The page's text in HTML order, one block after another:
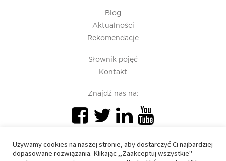
Blog
Aktualności
Rekomendacje
Słownik pojęć
Kontakt
Znajdź nas na:
Używamy cookies na naszej stronie, aby dostarczyć Ci najbardziej
dopasowane rozwiązania. Klikając ,,Zaakceptuj wszystkie"